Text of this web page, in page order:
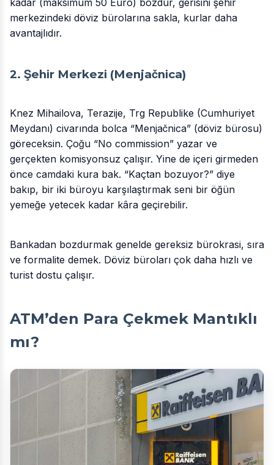
kadar (maksimum 50 Euro) bozdur, gerisini şehir
merkezindeki döviz bürolarına sakla, kurlar daha
avantajlıdır.
2. Şehir Merkezi (Menjačnica)
Knez Mihailova, Terazije, Trg Republike (Cumhuriyet
Meydanı) civarında bolca “Menjačnica” (döviz bürosu)
göreceksin. Çoğu “No commission” yazar ve
gerçekten komisyonsuz çalışır. Yine de içeri girmeden
önce camdaki kura bak. “Kaçtan bozuyor?” diye
bakıp, bir iki büroyu karşılaştırmak seni bir öğün
yemeğe yetecek kadar kâra geçirebilir.
Bankadan bozdurmak genelde gereksiz bürokrasi, sıra
ve formalite demek. Döviz büroları çok daha hızlı ve
turist dostu çalışır.
ATM’den Para Çekmek Mantıklı
mı?